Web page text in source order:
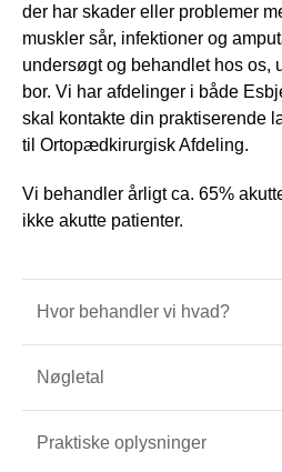
der har skader eller problemer
muskler sår, infektioner og
undersøgt og behandlet hos os,
bor. Vi har afdelinger i både
skal kontakte din praktiserende
til Ortopædkirurgisk Afdeling.
Vi behandler årligt ca. 65%
ikke akutte patienter.
Hvor behandler vi hvad?
Nøgletal
Praktiske oplysninger